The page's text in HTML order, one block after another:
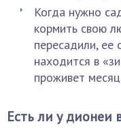
Когда нужно
кормить свою
пересадили, ее
находится в
проживет
Есть ли у дионеи